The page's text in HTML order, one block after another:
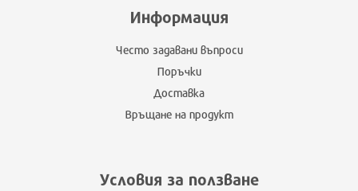
Информация
Често задавани въпроси
Поръчки
Доставка
Връщане на продукт
Условия за ползване